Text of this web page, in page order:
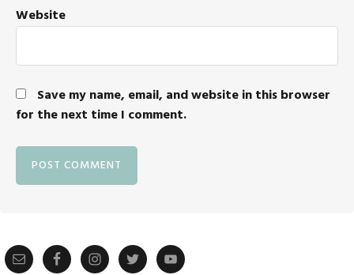
Website
Save my name, email, and website in this browser
for the next time I comment.
Primary